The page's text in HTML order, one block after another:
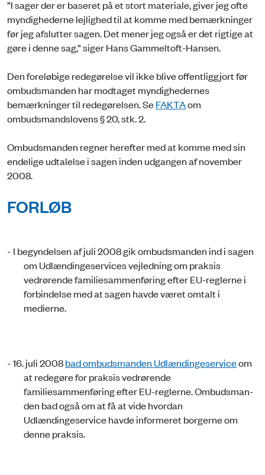
”I sager der er baseret på et stort materiale, giver jeg ofte
myndighederne lejlighed til at komme med bemærkninger
før jeg afslutter sagen. Det mener jeg også er det rigtige at
gøre i denne sag,” siger Hans Gammeltoft-Hansen.
Den foreløbige redegørelse vil ikke blive offentliggjort før
ombudsmanden har modtaget myndighedernes
bemærkninger til redegørelsen. SeFAKTAom
ombudsmandslovens § 20, stk. 2.
Ombudsmanden regner herefter med at komme med sin
endelige udtalelse i sagen inden udgangen af november
2008.
FORLØB
- I begyndelsen af juli 2008 gik ombudsmanden ind i sagen
om Udlændingeservices vejledning om praksis
vedrørende familiesammenføring efter EU-reglerne i
forbindelse med at sagen havde været omtalt i
medierne.
-16. juli 2008bad ombudsmanden Udlændingeserviceom
at redegøre for praksis vedrørende
familiesammenføring efter EU-reglerne. Ombudsman­­
den bad også om at få at vide hvordan
Udlændingeservice havde informeret borgerne om
denne praksis.